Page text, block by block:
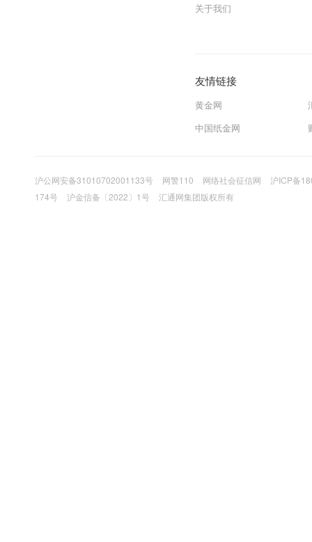
关于我们
友情链接
黄金网
中国纸金网
沪公网安备31010702001133号 网警110 网络社会征信网
沪ICP备
174号
沪金信备〔2022〕1号 汇通网集团版权所有